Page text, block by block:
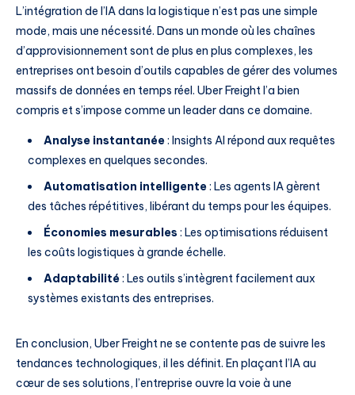
L’intégration de l’IA dans la logistique n’est pas une simple
mode, mais une nécessité. Dans un monde où les chaînes
d’approvisionnement sont de plus en plus complexes, les
entreprises ont besoin d’outils capables de gérer des volumes
massifs de données en temps réel. Uber Freight l’a bien
compris et s’impose comme un leader dans ce domaine.
Analyse instantanée: Insights AI répond aux requêtes
complexes en quelques secondes.
Automatisation intelligente: Les agents IA gèrent
des tâches répétitives, libérant du temps pour les équipes.
Économies mesurables : Les optimisations réduisent
les coûts logistiques à grande échelle.
Adaptabilité: Les outils s’intègrent facilement aux
systèmes existants des entreprises.
En conclusion, Uber Freight ne se contente pas de suivre les
tendances technologiques, il les définit. En plaçant l’IA au
cœur de ses solutions, l’entreprise ouvre la voie à une